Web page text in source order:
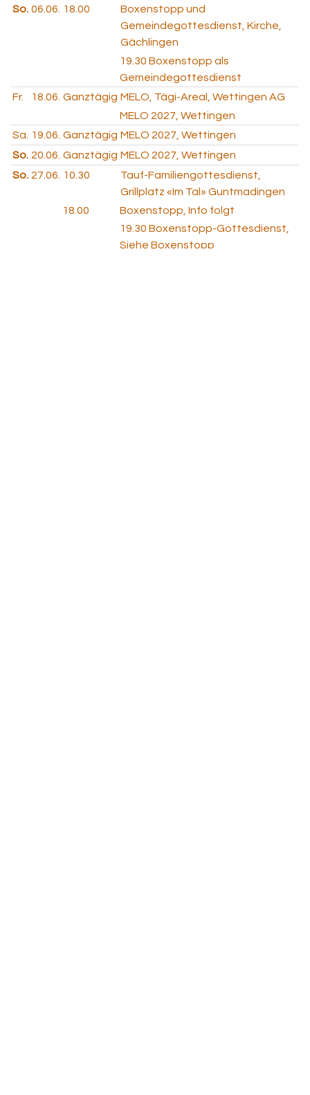
So. 06.06. 18.00
Boxenstopp und
Gemeindegottesdienst, Kirche,
Gächlingen
19.30 Boxenstopp als
Gemeindegottesdienst
Fr.
18.06. Ganztägig MELO, Tägi-Areal, Wettingen AG
MELO 2027, Wettingen
Sa.
19.06. Ganztägig MELO 2027, Wettingen
So. 20.06. Ganztägig MELO 2027, Wettingen
So. 27.06. 10.30
Tauf-Familiengottesdienst,
Grillplatz «Im Tal» Guntmadingen
18.00
Boxenstopp, Info folgt
19.30 Boxenstopp-Gottesdienst,
Siehe Boxenstopp